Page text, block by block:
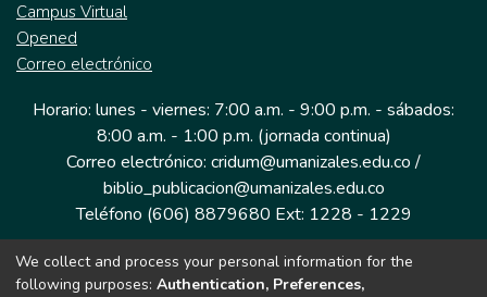
Campus Virtual
Opened
Correo electrónico
Horario: lunes - viernes: 7:00 a.m. - 9:00 p.m. - sábados:
8:00 a.m. - 1:00 p.m. (jornada continua)
Correo electrónico: cridum@umanizales.edu.co /
biblio_publicacion@umanizales.edu.co
Teléfono (606) 8879680 Ext: 1228 - 1229
Dirección: Cra 9 a # 19-03 Edificio histórico, piso 1
We collect and process your personal information for the
following purposes: Authentication, Preferences,